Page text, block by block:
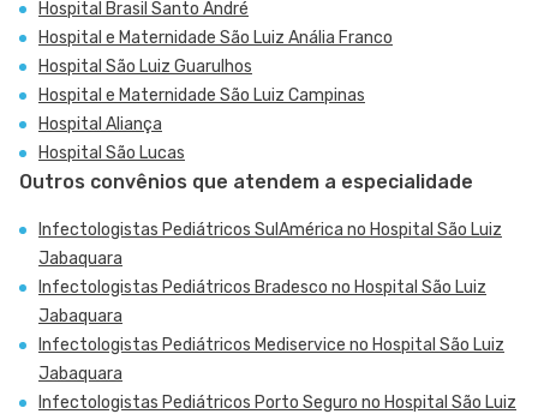
Hospital Brasil Santo André
Hospital e Maternidade São Luiz Anália Franco
Hospital São Luiz Guarulhos
Hospital e Maternidade São Luiz Campinas
Hospital Aliança
Hospital São Lucas
Outros convênios que atendem a especialidade
Infectologistas Pediátricos SulAmérica no Hospital São Luiz
Jabaquara
Infectologistas Pediátricos Bradesco no Hospital São Luiz
Jabaquara
Infectologistas Pediátricos Mediservice no Hospital São Luiz
Jabaquara
Infectologistas Pediátricos Porto Seguro no Hospital São Luiz